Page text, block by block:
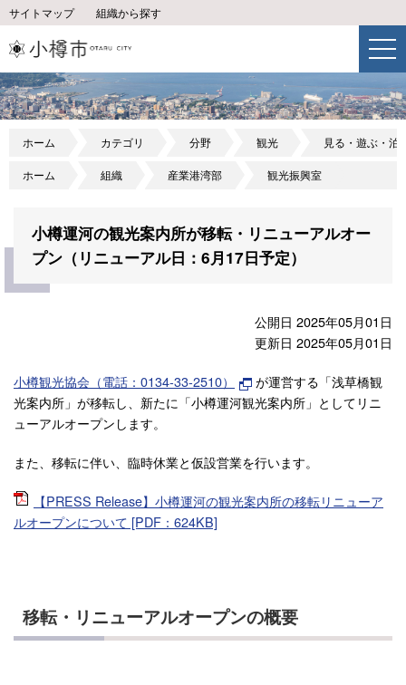
サイトマップ 組織から探す
ホーム カテゴリ 分野 観光 見る・遊ぶ・泊
ホーム 組織 産業港湾部 観光振興室
小樽運河の観光案内所が移転・リニューアルオー
プン（リニューアル日：6月17日予定）
公開日 2025年05月01日
更新日 2025年05月01日
小樽観光協会（電話：0134-33-2510）
が運営する「浅草橋観
光案内所」が移転し、新たに「小樽運河観光案内所」としてリニ
ューアルオープンします。
また、移転に伴い、臨時休業と仮設営業を行います。
【PRESS Release】小樽運河の観光案内所の移転リニューア
ルオープンについて [PDF：624KB]
移転・リニューアルオープンの概要